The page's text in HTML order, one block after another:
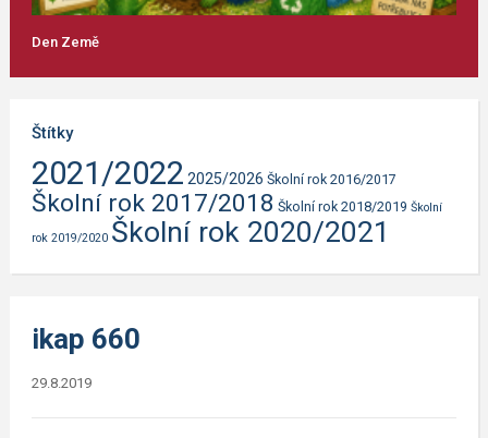
Den Země
Štítky
2021/2022 2025/2026 Školní rok 2016/2017
Školní rok 2017/2018 Školní rok 2018/2019 Školní
rok 2019/2020 Školní rok 2020/2021
ikap 660
29.8.2019